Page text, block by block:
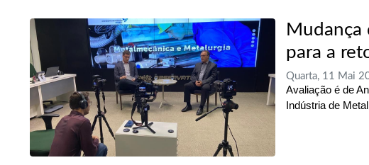
Mudança
para a
Quarta, 11 Mai
Avaliação é de
Indústria de